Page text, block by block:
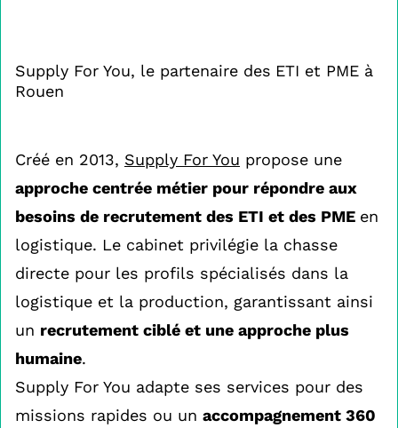
Supply For You, le partenaire des ETI et PME à
Rouen
Créé en 2013, Supply For You propose une
approche centrée métier pour répondre aux
besoins de recrutement des ETI et des PME en
logistique. Le cabinet privilégie la chasse
directe pour les profils spécialisés dans la
logistique et la production, garantissant ainsi
un recrutement ciblé et une approche plus
humaine.
Supply For You adapte ses services pour des
missions rapides ou un accompagnement 360